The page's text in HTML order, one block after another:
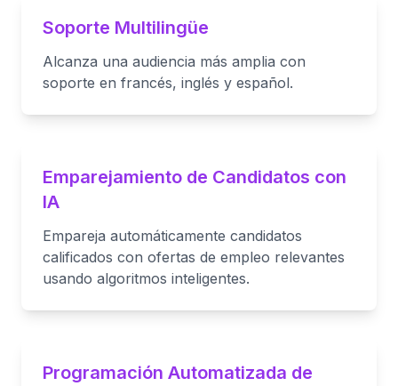
Soporte Multilingüe
Alcanza una audiencia más amplia con
soporte en francés, inglés y español.
Emparejamiento de Candidatos con
IA
Empareja automáticamente candidatos
calificados con ofertas de empleo relevantes
usando algoritmos inteligentes.
Programación Automatizada de